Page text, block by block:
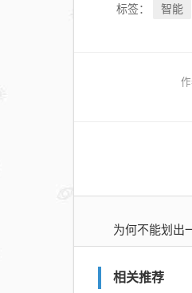
标签： 智能
为何不能划出
相关推荐